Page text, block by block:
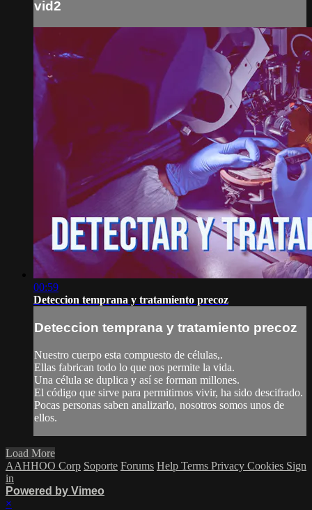
vid2
00:59
Deteccion temprana y tratamiento precoz
Deteccion temprana y tratamiento precoz
Nuestro cuerpo esta compuesto de células,.
Ellas fabrican todo lo que nos permite la vida.
Una célula se duplica y así se forman millones.
El código que sirve para permitirnos vivir, ha sido descifrado.
Pocas personas saben analizarlo, nosotros somos unos de
ellos.
Load More
AAHHOO Corp Soporte Forums Help Terms Privacy Cookies Sign
in
Powered by Vimeo
×